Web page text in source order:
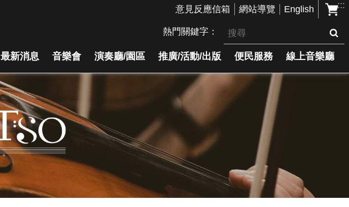
:::
意見反應信箱 網站導覽 English
熱門關鍵字
最新消息 音樂會 演奏廳/園區 推廣/活動/出版 便民服務 線上音樂廳